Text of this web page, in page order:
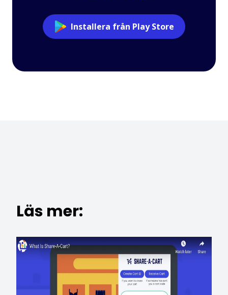
Installera från Play Store
Läs mer: